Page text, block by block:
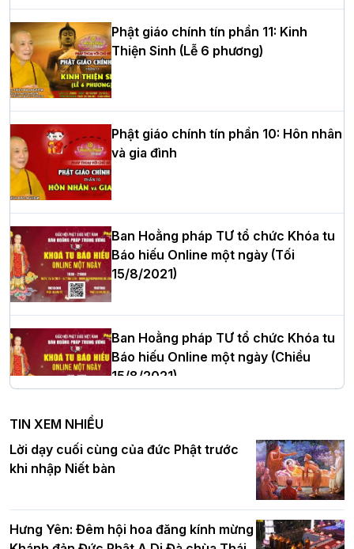
HT.Thích Thọ Lạc được suy cử làm tân
Trưởng BTS GHPGVN tỉnh Nghệ An
Hòa thượng Thích Quảng Tùng tái đắc
cử Trưởng BTS GHPGVN thành phố Hải
Phòng nhiệm kỳ 2026 – 2031
Thượng tọa Thích Tâm Chính được suy
cử tân Trưởng ban Trị sự GHPGVN tỉnh
Hà Nội: Tăng Ni Trường hạ Bồ Đề trang
nghiêm tác pháp Tiền an cư PL.2570 –
DL.2026
chúc mừng Phật đản BTS GHPGVN TP.
Hà Nội
Phật giáo chính tín phần 11: Kinh
Thiện Sinh (Lễ 6 phương)
Phật giáo chính tín phần 10: Hôn nhân
và gia đình
Ban Hoằng pháp TƯ tổ chức Khóa tu
Báo hiếu Online một ngày (Tối
15/8/2021)
Ban Hoằng pháp TƯ tổ chức Khóa tu
Báo hiếu Online một ngày (Chiều
15/8/2021)
Ban Hoằng pháp TƯ tổ chức Khóa tu
Báo hiếu Online một ngày (Sáng
15/8/2021)
TIN XEM NHIỀU
Lời dạy cuối cùng của đức Phật trước
khi nhập Niết bàn
Hưng Yên: Đêm hội hoa đăng kính mừng